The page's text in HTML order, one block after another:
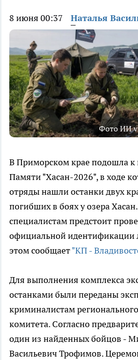
8 июня 00:37 Наталья
Фото ИИ
В Приморском крае подошла к
Памяти "Хасан-2026", в ходе
отряды нашли останки двух
погибших в боях у озера
специалистам предстоит
официальной идентификации
этом сообщает"КП -
Для выполнения комплекса
останками были переданы
криминалистам
комитета. Согласно
один из найденных бойцов -
Васильевич Трофимов.